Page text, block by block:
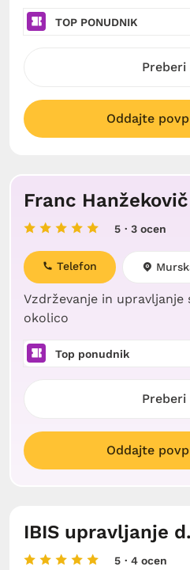
TOP PONUDNIK
Preberi
Oddajte
Franc
5 · 3 ocen
Vzdrževanje in
okolico
Telefon
Top ponudnik
Preberi
Oddajte
IBIS upravljanje
5 · 4 ocen